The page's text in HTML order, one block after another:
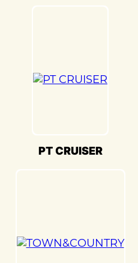
Кузовной ремонт
высочайшим
вниманием к
дороге.
PT CRUISER